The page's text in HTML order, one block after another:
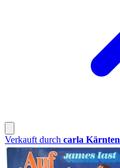
Verkauft durch carla Kärnten